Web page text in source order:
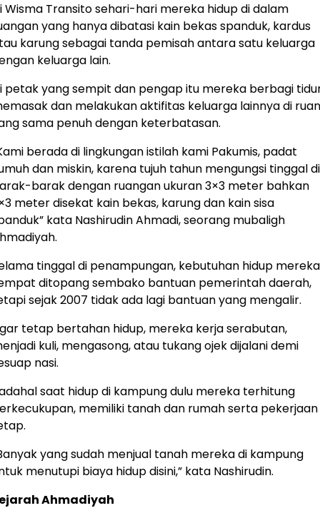
Wisma Transito sehari-hari mereka hidup di dalam
yang hanya dibatasi kain bekas spanduk, kardus
karung sebagai tanda pemisah antara satu keluarga
keluarga lain.
petak yang sempit dan pengap itu mereka berbagi
dan melakukan aktifitas keluarga lainnya di
sama penuh dengan keterbatasan.
berada di lingkungan istilah kami Pakumis, padat
dan miskin, karena tujuh tahun mengungsi tinggal di
barak dengan ruangan ukuran 3×3 meter bahkan
meter disekat kain bekas, karung dan kain sisa
kata Nashirudin Ahmadi, seorang mubaligh
tinggal di penampungan, kebutuhan hidup mereka
ditopang sembako bantuan pemerintah daerah,
sejak 2007 tidak ada lagi bantuan yang mengalir.
tetap bertahan hidup, mereka kerja serabutan,
kuli, mengasong, atau tukang ojek dijalani demi
nasi.
saat hidup di kampung dulu mereka terhitung
memiliki tanah dan rumah serta pekerjaan
yang sudah menjual tanah mereka di kampung
menutupi biaya hidup disini,” kata Nashirudin.
Ahmadiyah